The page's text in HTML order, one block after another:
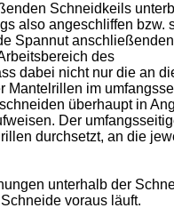
Schneidkeils
also angeschliffen bzw.
Spannut
des
dabei nicht nur die an
Mantelrillen im
überhaupt in
Der
durchsetzt, an die
unterhalb der
voraus läuft.